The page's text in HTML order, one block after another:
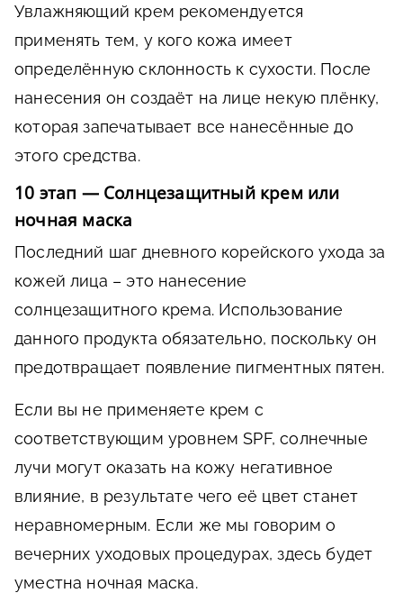
Увлажняющий крем рекомендуется
применять тем, у кого кожа имеет
определённую склонность к сухости. После
нанесения он создаёт на лице некую плёнку,
которая запечатывает все нанесённые до
этого средства.
10 этап — Солнцезащитный крем или
ночная маска
Последний шаг дневного корейского ухода за
кожей лица – это нанесение
солнцезащитного крема. Использование
данного продукта обязательно, поскольку он
предотвращает появление пигментных пятен.
Если вы не применяете крем с
соответствующим уровнем SPF, солнечные
лучи могут оказать на кожу негативное
влияние, в результате чего её цвет станет
неравномерным. Если же мы говорим о
вечерних уходовых процедурах, здесь будет
уместна ночная маска.